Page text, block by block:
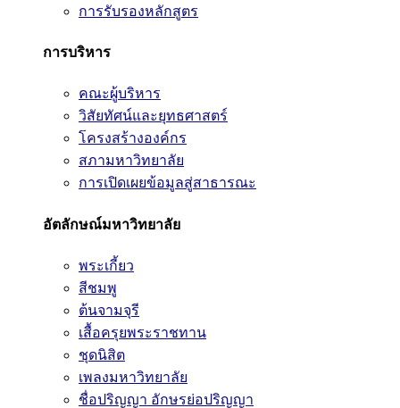
การรับรองหลักสูตร
การบริหาร
คณะผู้บริหาร
วิสัยทัศน์และยุทธศาสตร์
โครงสร้างองค์กร
สภามหาวิทยาลัย
การเปิดเผยข้อมูลสู่สาธารณะ
อัตลักษณ์มหาวิทยาลัย
พระเกี้ยว
สีชมพู
ต้นจามจุรี
เสื้อครุยพระราชทาน
ชุดนิสิต
เพลงมหาวิทยาลัย
ชื่อปริญญา อักษรย่อปริญญา